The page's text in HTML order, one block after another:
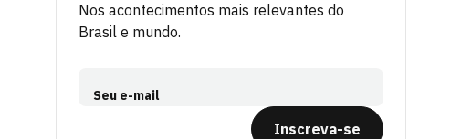
Nos acontecimentos mais relevantes do
Brasil e mundo.
Seu e-mail
Inscreva-se